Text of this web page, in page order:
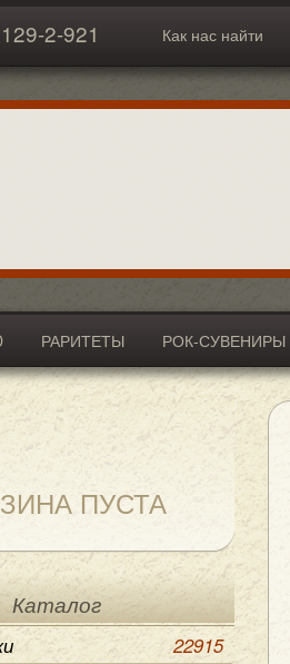
2-921 Как нас найти
РАРИТЕТЫ РОК-СУВЕНИРЫ
ПУСТА
Каталог
22915